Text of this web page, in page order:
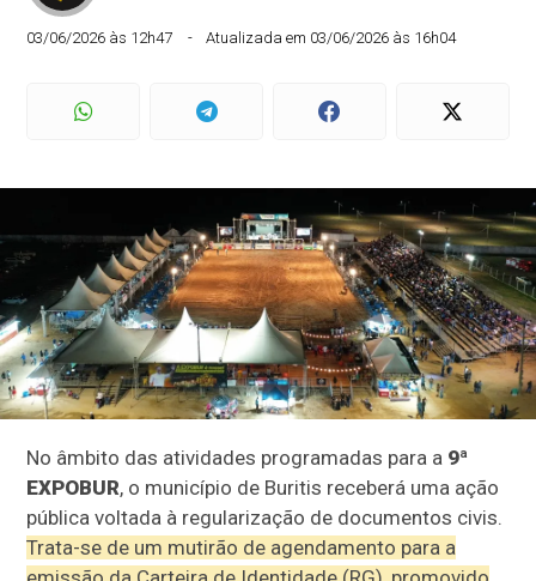
03/06/2026 às 12h47 Atualizada em 03/06/2026 às 16h04
No âmbito das atividades programadas para a 9ª
EXPOBUR, o município de Buritis receberá uma ação
pública voltada à regularização de documentos civis.
Trata-se de um mutirão de agendamento para a